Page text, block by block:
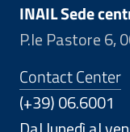
INAIL Sede
P.le Pastore 6,
Contact Center
(+39) 06.6001